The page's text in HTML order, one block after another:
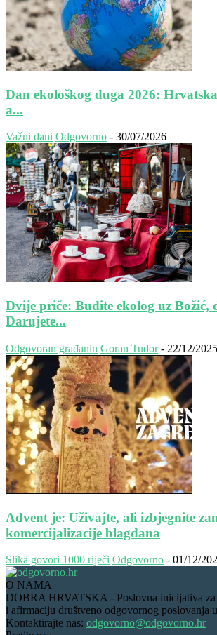
Dan ekološkog duga 2026:
a...
Važni dani Odgovorno - 30/07/2026
Dvije priče: Budite ekolog uz Božić,
Darujete...
Odgovoran građanin Goran Tudor - 22/12/2025
Advent je: Uživajte, ali izbjegnite
komercijalizacije blagdana
Slika govori 1000 riječi Odgovorno - 01/12/
O NAMA
DOBRA HRVATSKA - Poslovna inicijativa za
i afirmaciju društveno odgovornog poslovanja
Kontaktirajte nas: odgovorno@odgovorno.hr